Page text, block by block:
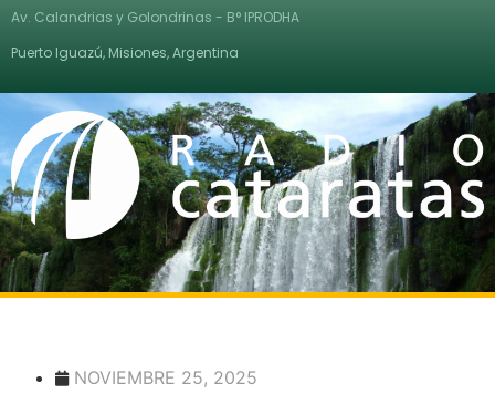
Av. Calandrias y Golondrinas - B° IPRODHA
Puerto Iguazú, Misiones, Argentina
NOVIEMBRE 25, 2025